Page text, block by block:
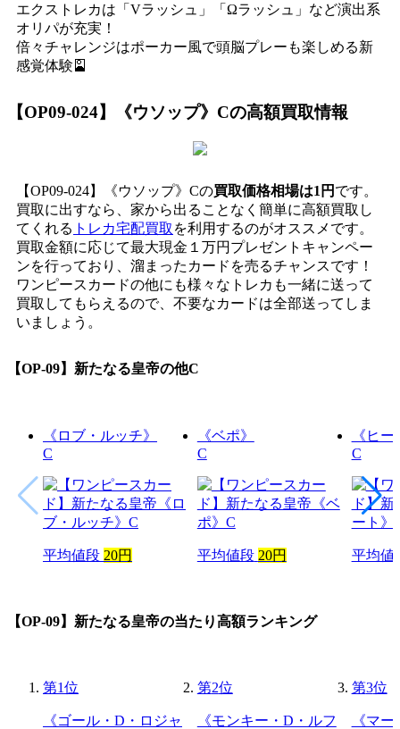
エクストレカは「Vラッシュ」「Ωラッシュ」など演出系
オリパが充実！
倍々チャレンジはポーカー風で頭脳プレーも楽しめる新
感覚体験🎴
【OP09-024】《ウソップ》Cの高額買取情報
【OP09-024】《ウソップ》Cの買取価格相場は1円 です。
買取に出すなら、家から出ることなく簡単に高額買取し
てくれる トレカ宅配買取 を利用するのがオススメです。
買取金額に応じて最大現金１万円プレゼントキャンペー
ンを行っており、溜まったカードを売るチャンスです！
ワンピースカードの他にも様々なトレカも一緒に送って
買取してもらえるので、不要なカードは全部送ってしま
いましょう。
【OP-09】新たなる皇帝の他C
《ロブ・ルッチ》
C
平均値段 20円
《ベポ》
C
平均値段 20円
《ヒ
C
平均値
【OP-09】新たなる皇帝の当たり高額ランキング
第1位
《ゴール・D・ロジャ
第2位
《モンキー・D・ルフ
第3位
《マ